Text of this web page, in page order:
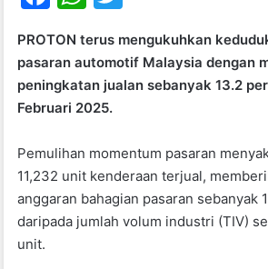
c
e
b
o
o
k
at
s
A
p
itt
er
PROTON terus mengukuhkan
pasaran automotif Malaysia dengan
peningkatan jualan sebanyak 13.2
Februari 2025.
Pemulihan momentum pasaran
11,232 unit kenderaan terjual,
anggaran bahagian pasaran sebanyak
daripada jumlah volum industri (TIV)
unit.